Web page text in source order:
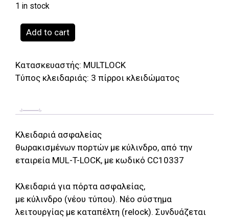
1 in stock
Multlock
CC10337
θωρακισμένης
κυλίνδρου,
quantity
Add to cart
Κατασκευαστής: MULTLOCK
Τύπος κλειδαριάς: 3 πίρροι κλειδώματος
Κλειδαριά ασφαλείας
θωρακισμένων πορτών με κύλινδρο, από την
εταιρεία MUL-T-LOCK, με κωδικό CC10337
Κλειδαριά για πόρτα ασφαλείας,
με κύλινδρο (νέου τύπου). Νέο σύστημα
λειτουργίας με καταπέλτη (relock). Συνδυάζεται